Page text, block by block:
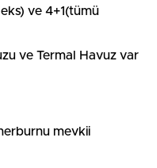
ve 4+1(tümü
ve Termal Havuz var
mevkii